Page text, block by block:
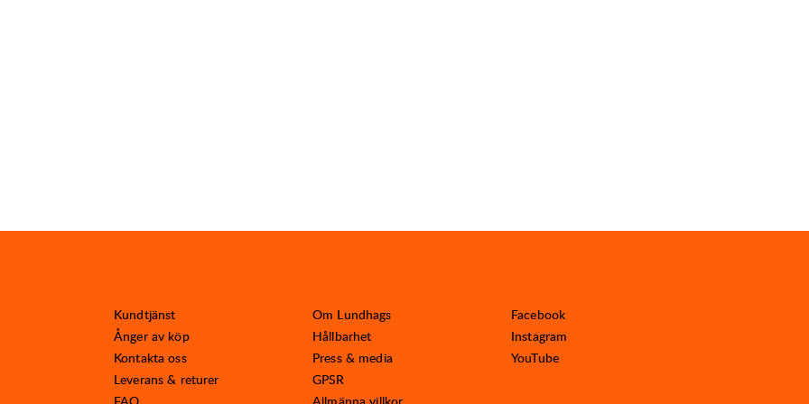
Kundtjänst
Ånger av köp
Kontakta oss
Leverans & returer
Om Lundhags
Hållbarhet
Press & media
GPSR
Facebook
Instagram
YouTube